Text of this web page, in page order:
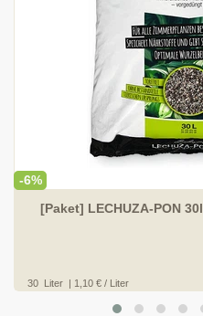
-6%
[Paket] LECHUZA-PON 30l
30 Liter | 1,10 € / Liter